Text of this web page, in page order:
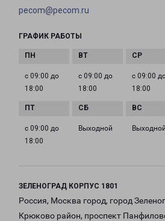
pecom@pecom.ru
ГРАФИК РАБОТЫ
с 09:00 до
18:00
с 09:00 до
18:00
с 09:00
18:00
с 09:00 до
18:00
Выходной Выходной
ЗЕЛЕНОГРАД КОРПУС 1801
Россия, Москва город, город
Крюково район, проспект